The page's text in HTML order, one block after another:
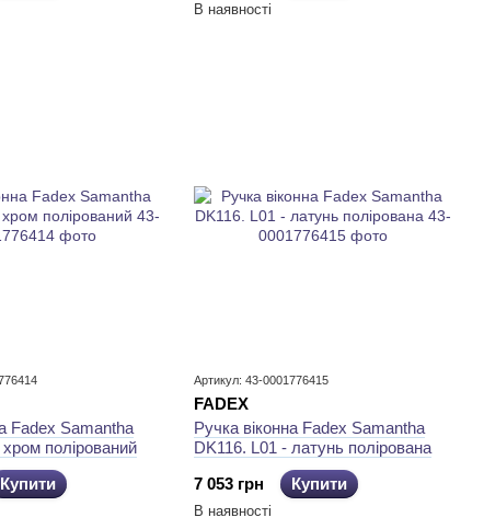
В наявності
Fadex Samantha
полірований
Купити
Артикул: 43-0001776415
FADEX
Ручка віконна Fadex Samantha
DK116. L01 - латунь полірована
7 053 грн
Купити
В наявності